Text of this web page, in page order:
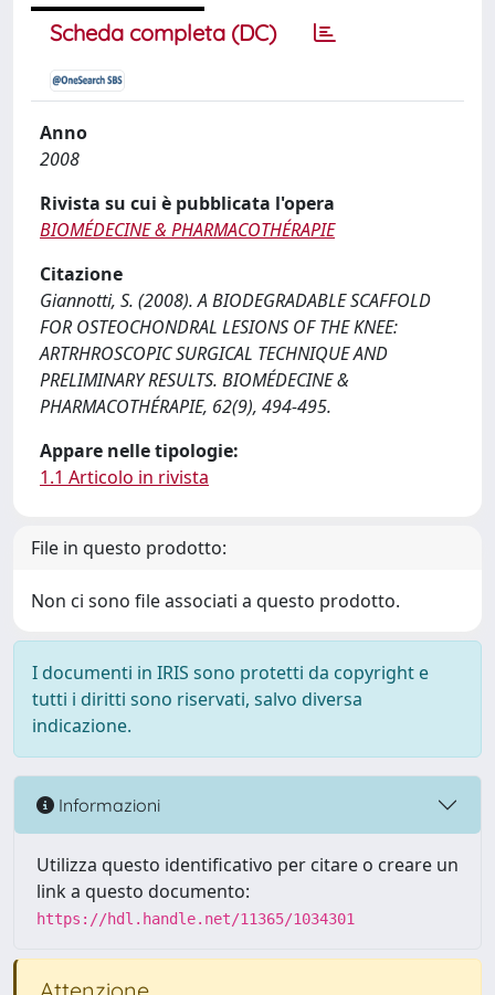
Scheda completa (DC)
Anno
2008
Rivista su cui è pubblicata l'opera
BIOMÉDECINE & PHARMACOTHÉRAPIE
Citazione
Giannotti, S. (2008). A BIODEGRADABLE SCAFFOLD
FOR OSTEOCHONDRAL LESIONS OF THE KNEE:
ARTRHROSCOPIC SURGICAL TECHNIQUE AND
PRELIMINARY RESULTS. BIOMÉDECINE &
PHARMACOTHÉRAPIE, 62(9), 494-495.
Appare nelle tipologie:
1.1 Articolo in rivista
File in questo prodotto:
Non ci sono file associati a questo prodotto.
I documenti in IRIS sono protetti da copyright e
tutti i diritti sono riservati, salvo diversa
indicazione.
Informazioni
Utilizza questo identificativo per citare o creare un
link a questo documento:
https://hdl.handle.net/11365/1034301